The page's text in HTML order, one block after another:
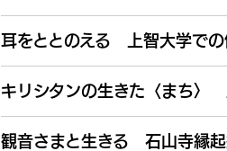
耳をととのえる 上智大学で
キリシタンの生きた〈まち
観音さまと生きる 石山寺縁